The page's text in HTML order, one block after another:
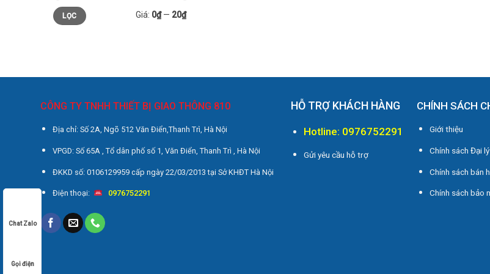
Giá
thấp
nhất
Giá
cao
nhất
LỌC Giá: 0₫— 20₫
CÔNG TY TNHH THIẾT BỊ GIAO THÔNG 810
Địa chỉ: Số 2A, Ngõ 512 Văn Điển,Thanh Trì, Hà Nội
VPGD: Số 65A , Tổ dân phố số 1, Văn Điển, Thanh Trì , Hà Nội
ĐKKD số: 0106129959 cấp ngày 22/03/2013 tại Sở KHĐT Hà Nội
Điện thoại: 0976752291
HỖ TRỢ KHÁCH HÀNG
Hotline: 0976752291
Gửi yêu cầu hỗ trợ
CHÍNH SÁCH
Giới thiệu
Chính sách Đại lý
Chính sách bán
Chính sách bảo
Chat Zalo
Gọi điện